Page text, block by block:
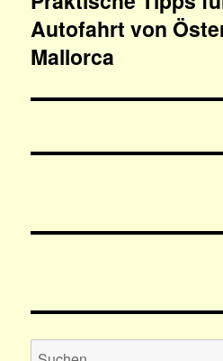
Beitrag:
Autofahrt von
Mallorca
Suchen